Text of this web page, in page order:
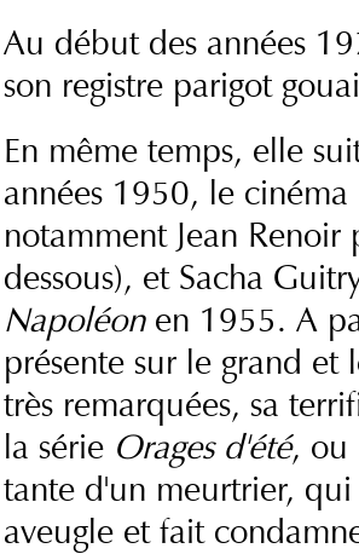
Au début des années
son registre parigot
En même temps, elle
années 1950, le
notamment Jean
dessous), et Sacha
Napoléon en 1955. A
présente sur le grand et
très remarquées, sa
la série Orages d'été, ou
tante d'un meurtrier,
aveugle et fait